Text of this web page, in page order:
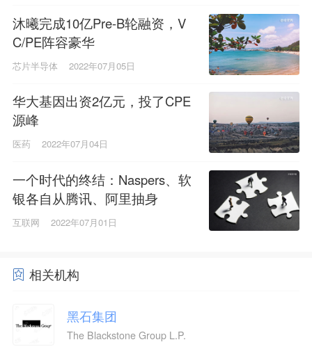
沐曦完成10亿Pre-B轮融资，V
C/PE阵容豪华
芯片半导体 2022年07月05日
华大基因出资2亿元，投了CPE
源峰
医药 2022年07月04日
一个时代的终结：Naspers、软
银各自从腾讯、阿里抽身
互联网 2022年07月01日
相关机构
黑石集团
The Blackstone Group L.P.